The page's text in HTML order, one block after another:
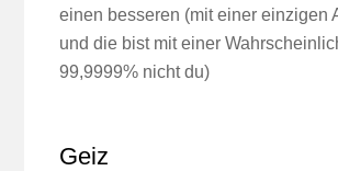
einen besseren (mit einer einzigen
und die bist mit einer
99,9999% nicht du)
Geiz